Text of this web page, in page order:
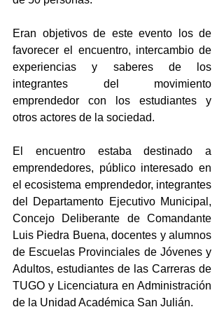
Eran objetivos de este evento los de
favorecer el encuentro, intercambio de
experiencias y saberes de los
integrantes del movimiento
emprendedor con los estudiantes y
otros actores de la sociedad.
El encuentro estaba destinado a
emprendedores, público interesado en
el ecosistema emprendedor, integrantes
del Departamento Ejecutivo Municipal,
Concejo Deliberante de Comandante
Luis Piedra Buena, docentes y alumnos
de Escuelas Provinciales de Jóvenes y
Adultos, estudiantes de las Carreras de
TUGO y Licenciatura en Administración
de la Unidad Académica San Julián.